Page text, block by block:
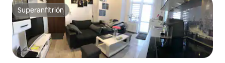
Superanfitrión
Superanfitrión